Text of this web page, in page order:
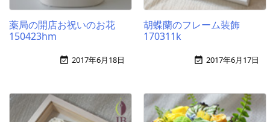
薬局の開店お祝いのお花
150423hm
 2017年6月18日
胡蝶蘭のフレーム装飾
170311k
 2017年6月17日